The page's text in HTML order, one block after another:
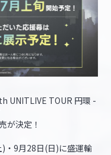
UNITLIVE TOUR 円環 -
が決定！
・9月28日(日)に盛運輸